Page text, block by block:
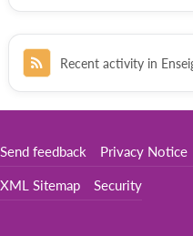
Recent activity in
Send feedback Privacy Notice
XML Sitemap Security